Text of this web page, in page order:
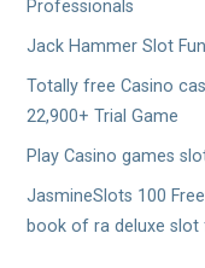
Professionals
Jack Hammer Slot
Totally free Casino
22,900+ Trial Game
Play Casino games
JasmineSlots 100
book of ra deluxe slot